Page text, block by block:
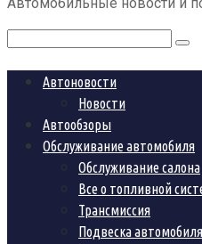
Поиск:
Автоновости
Новости
Автообзоры
Обслуживание автомобиля
Обслуживание салона
Все о топливной
Трансмиссия
Подвеска автомобиля